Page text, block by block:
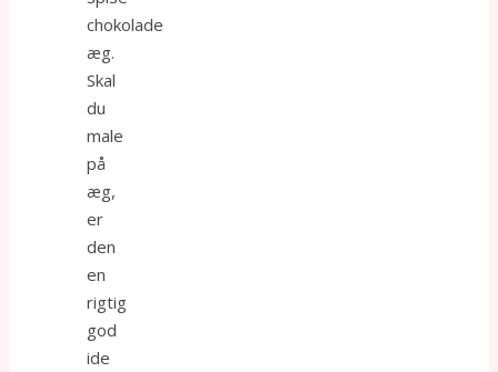
chokolade
æg.
Skal
du
male
på
æg,
er
den
en
rigtig
god
ide